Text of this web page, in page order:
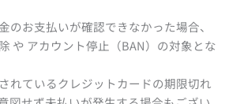
のお支払いが確認できなかった場合、
や アカウント停止（BAN）の対象とな
れているクレジットカードの期限切れ